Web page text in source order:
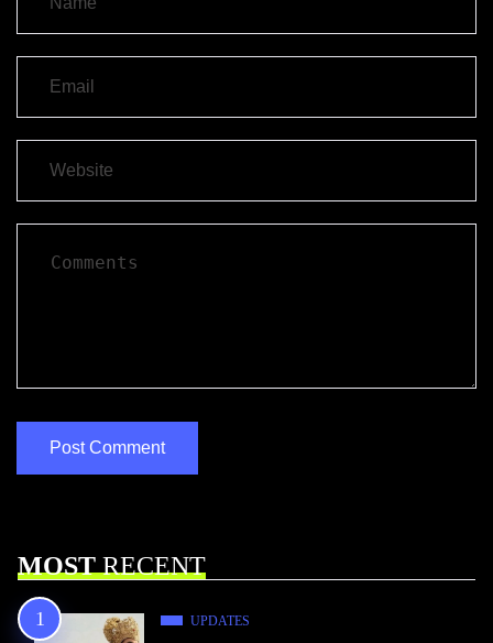
MOSTRECENT
UPDATES